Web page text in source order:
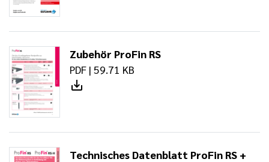
Zubehör ProFin RS
PDF | 59.71 KB
Technisches Datenblatt ProFin RS +